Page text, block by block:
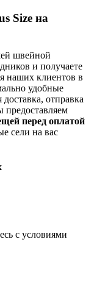
Size на
швейной
и получаете
наших клиентов в
удобные
отправка
перед оплатой
сели на вас
с условиями